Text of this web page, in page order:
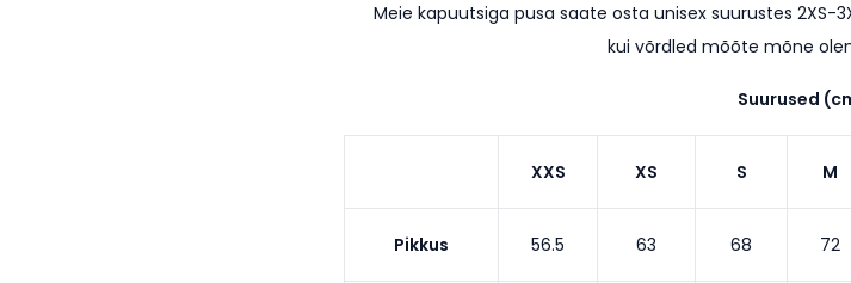
Meie kapuutsiga pusa saate osta unisex suurustes 2XS-
kui võrdled mõõte mõne
Suurused
XXS XS S M
Pikkus 56.5 63 68 72